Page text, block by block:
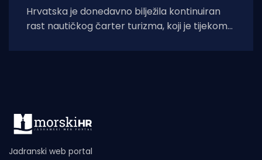
Hrvatska je donedavno bilježila kontinuiran
rast nautičkog čarter turizma, koji je tijekom
Jadranski web portal